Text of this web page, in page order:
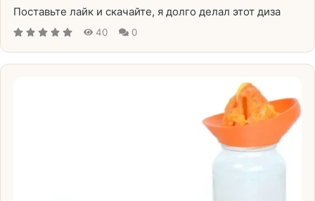
Поставьте лайк и скачайте, я долго делал этот диза
40 0